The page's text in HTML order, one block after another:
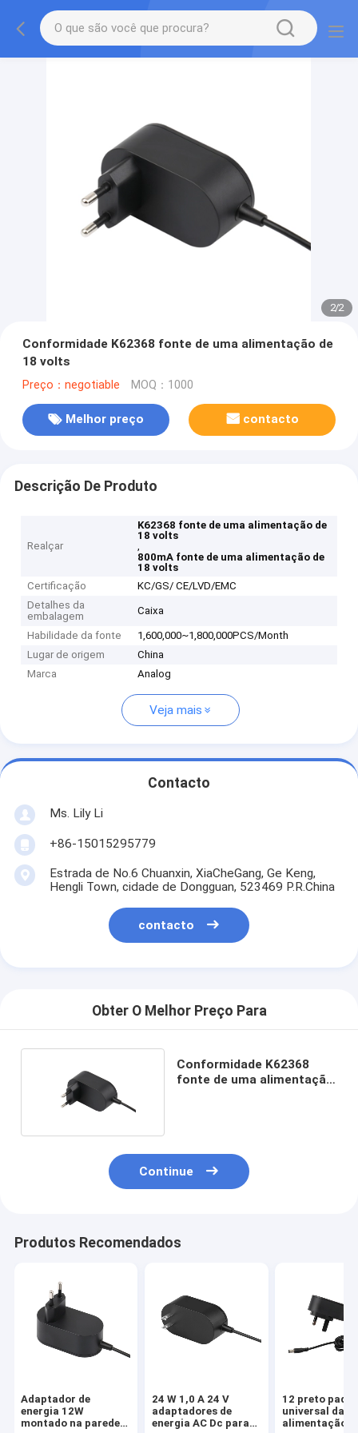
2/2
Conformidade K62368 fonte de uma alimentação de
18 volts
Preço：negotiable MOQ：1000
Melhor preço contacto
Descrição De Produto
Realçar
K62368 fonte de uma alimentação de
18 volts
,
800mA fonte de uma alimentação de
18 volts
Certificação
KC/GS/ CE/LVD/EMC
Detalhes da
embalagem
Caixa
Habilidade da fonte
1,600,000~1,800,000PCS/Month
Lugar de origem
China
Marca
Analog
Veja mais
Contacto
Ms. Lily Li
+86-15015295779
Estrada de No.6 Chuanxin, XiaCheGang, Ge Keng,
Hengli Town, cidade de Dongguan, 523469 P.R.China
contacto
Obter O Melhor Preço Para
Conformidade K62368
fonte de uma alimentação
Continue
Produtos Recomendados
Adaptador de
energia 12W
montado na parede
24 W 1,0 A 24 V
adaptadores de
energia AC Dc para
12 preto
universal da
alimentação